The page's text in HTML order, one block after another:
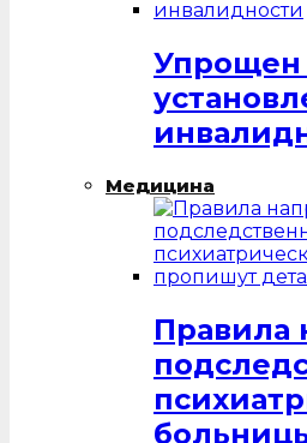
Упрощен
Медицина
Правила